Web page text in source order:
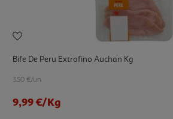
Bife De Peru Extrafino Auchan Kg
3.50 €/un
9,99 €/Kg